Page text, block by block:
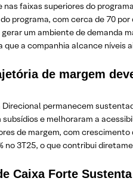
faixas superiores do
programa, com cerca de 70
um ambiente de demanda
que a companhia alcance níveis
de margem
Direcional permanecem
e melhoraram a
de margem, com crescimento
no 3T25, o que contribui
Caixa Forte